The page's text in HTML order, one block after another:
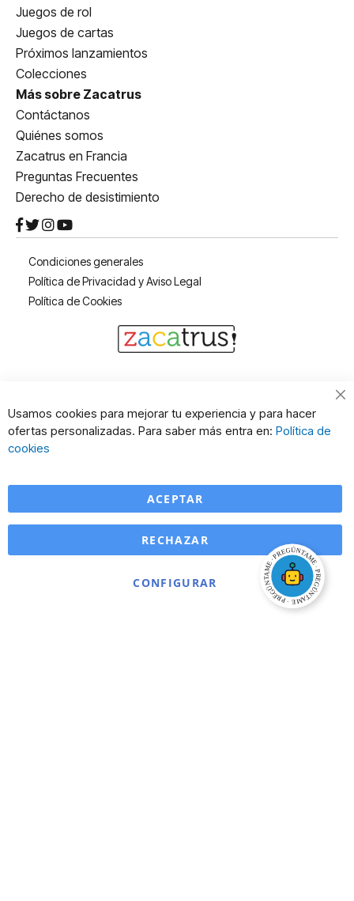
Juegos de rol
Juegos de cartas
Próximos lanzamientos
Colecciones
Más sobre Zacatrus
Contáctanos
Quiénes somos
Zacatrus en Francia
Preguntas Frecuentes
Derecho de desistimiento
Condiciones generales
Política de Privacidad y Aviso Legal
Política de Cookies
Usamos cookies para mejorar tu experiencia y para hacer
ofertas personalizadas. Para saber más entra en: Política de
cookies
ACEPTAR
CONFIGURAR
RECHAZAR